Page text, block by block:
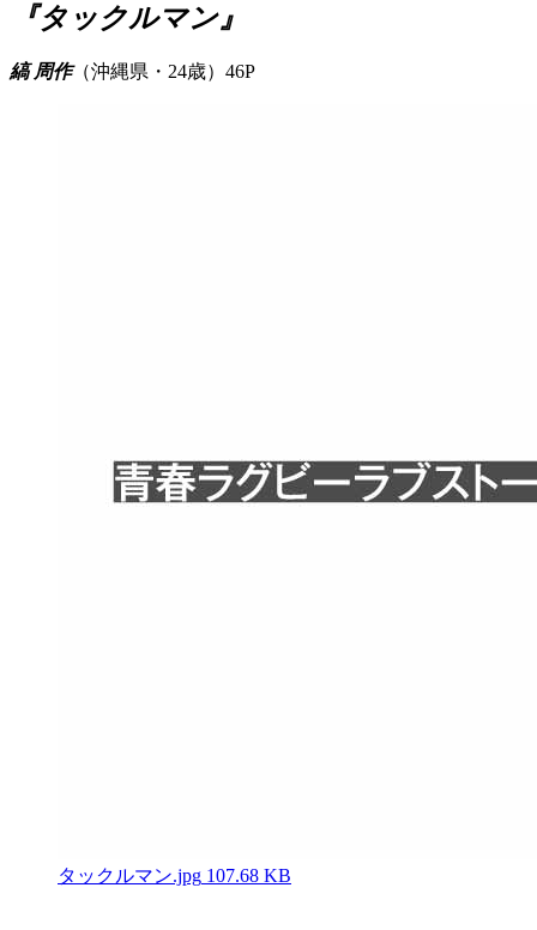
『タックルマン』
縞 周作（沖縄県・24歳）46P
タックルマン.jpg 107.68 KB